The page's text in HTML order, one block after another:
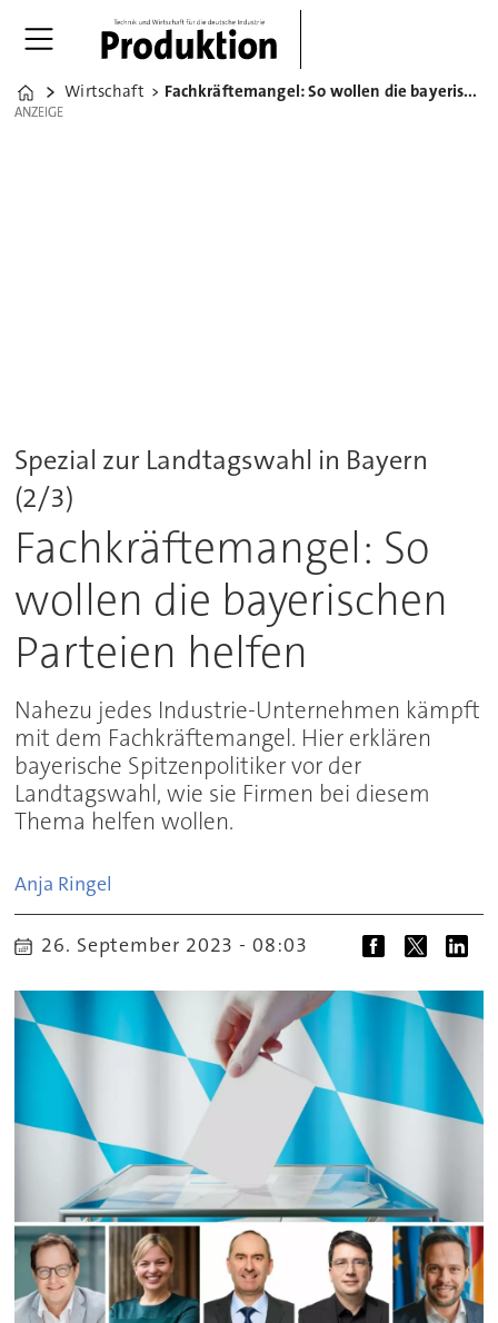
Home
Wirtschaft Fachkräftemangel: So wollen die bayerischen Parteien helfen
ANZEIGE
ANZEIGE
Spezial zur Landtagswahl in Bayern
(2/3)
Fachkräftemangel: So
wollen die bayerischen
Parteien helfen
Nahezu jedes Industrie-Unternehmen kämpft
mit dem Fachkräftemangel. Hier erklären
bayerische Spitzenpolitiker vor der
Landtagswahl, wie sie Firmen bei diesem
Thema helfen wollen.
Anja Ringel
26. September 2023 - 08:03